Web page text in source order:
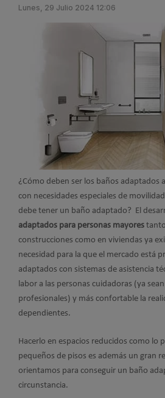
Lunes, 29 Julio 2024 12:06
¿Cómo deben ser los baños adaptados
con necesidades especiales de
debe tener un baño adaptado? El
adaptados para personas mayores
construcciones como en viviendas ya
necesidad para la que el mercado está
adaptados con sistemas de asistencia
labor a las personas cuidadoras (ya
profesionales) y más confortable la
dependientes.
Hacerlo en espacios reducidos como lo
pequeños de pisos es además un gran
orientamos para conseguir un baño
circunstancia.